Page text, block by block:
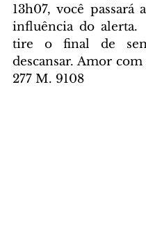
13h07, você passará
influência do alerta.
tire o final de
descansar. Amor
277 M. 9108